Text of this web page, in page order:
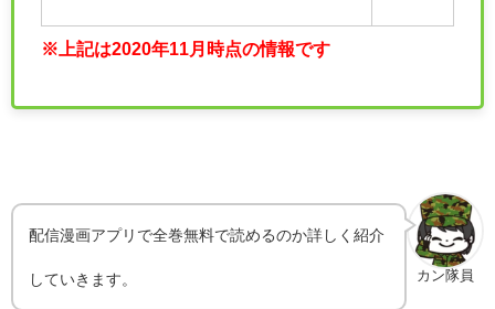
※上記は2020年11月時点の情報です
カン隊員
配信漫画アプリで全巻無料で読めるのか詳しく紹介
していきます。